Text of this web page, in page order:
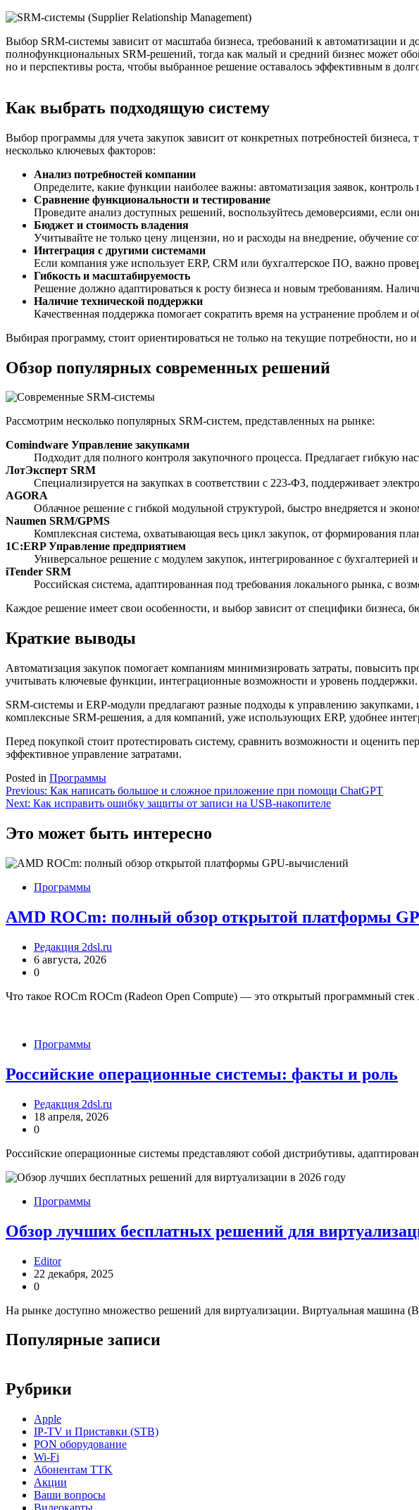
Выбор SRM-системы зависит от масштаба бизнеса, требований к автоматизации
полнофункциональных SRM-решений, тогда как малый и средний бизнес может
но и перспективы роста, чтобы выбранное решение оставалось эффективным в
Как выбрать подходящую систему
Выбор программы для учета закупок зависит от конкретных потребностей
несколько ключевых факторов:
Анализ потребностей компании
Определите, какие функции наиболее важны: автоматизация заявок,
Сравнение функциональности и тестирование
Проведите анализ доступных решений, воспользуйтесь демоверсиями, если
Бюджет и стоимость владения
Учитывайте не только цену лицензии, но и расходы на внедрение, обучение
Интеграция с другими системами
Если компания уже использует ERP, CRM или бухгалтерское ПО, важно
Гибкость и масштабируемость
Решение должно адаптироваться к росту бизнеса и новым требованиям.
Наличие технической поддержки
Качественная поддержка помогает сократить время на устранение проблем и
Выбирая программу, стоит ориентироваться не только на текущие потребности, но
Обзор популярных современных решений
Рассмотрим несколько популярных SRM-систем, представленных на рынке:
Comindware Управление закупками
Подходит для полного контроля закупочного процесса. Предлагает гибкую
ЛотЭксперт SRM
Специализируется на закупках в соответствии с 223-ФЗ, поддерживает
AGORA
Облачное решение с гибкой модульной структурой, быстро внедряется и
Naumen SRM/GPMS
Комплексная система, охватывающая весь цикл закупок, от формирования
1С:ERP Управление предприятием
Универсальное решение с модулем закупок, интегрированное с бухгалтерией
iTender SRM
Российская система, адаптированная под требования локального рынка, с
Каждое решение имеет свои особенности, и выбор зависит от специфики бизнеса,
Краткие выводы
Автоматизация закупок помогает компаниям минимизировать затраты, повысить
учитывать ключевые функции, интеграционные возможности и уровень поддержки.
SRM-системы и ERP-модули предлагают разные подходы к управлению
комплексные SRM-решения, а для компаний, уже использующих ERP, удобнее
Перед покупкой стоит протестировать систему, сравнить возможности и оценить
эффективное управление затратами.
Posted in Программы
Навигация
по
записям
Previous: Как написать большое и сложное приложение при помощи ChatGPT
Next: Как исправить ошибку защиты от записи на USB-накопителе
Это может быть интересно
Программы
AMD ROCm: полный обзор открытой платформы
Редакция 2dsl.ru
6 августа, 2026
0
Что такое ROCm ROCm (Radeon Open Compute) — это открытый программный
Программы
Российские операционные системы: факты и роль
Редакция 2dsl.ru
18 апреля, 2026
0
Российские операционные системы представляют собой дистрибутивы,
Программы
Обзор лучших бесплатных решений для
Editor
22 декабря, 2025
0
На рынке доступно множество решений для виртуализации. Виртуальная
Популярные записи
Рубрики
Apple
IP-TV и Приставки (STB)
PON оборудование
Wi-Fi
Абонентам TTK
Акции
Ваши вопросы